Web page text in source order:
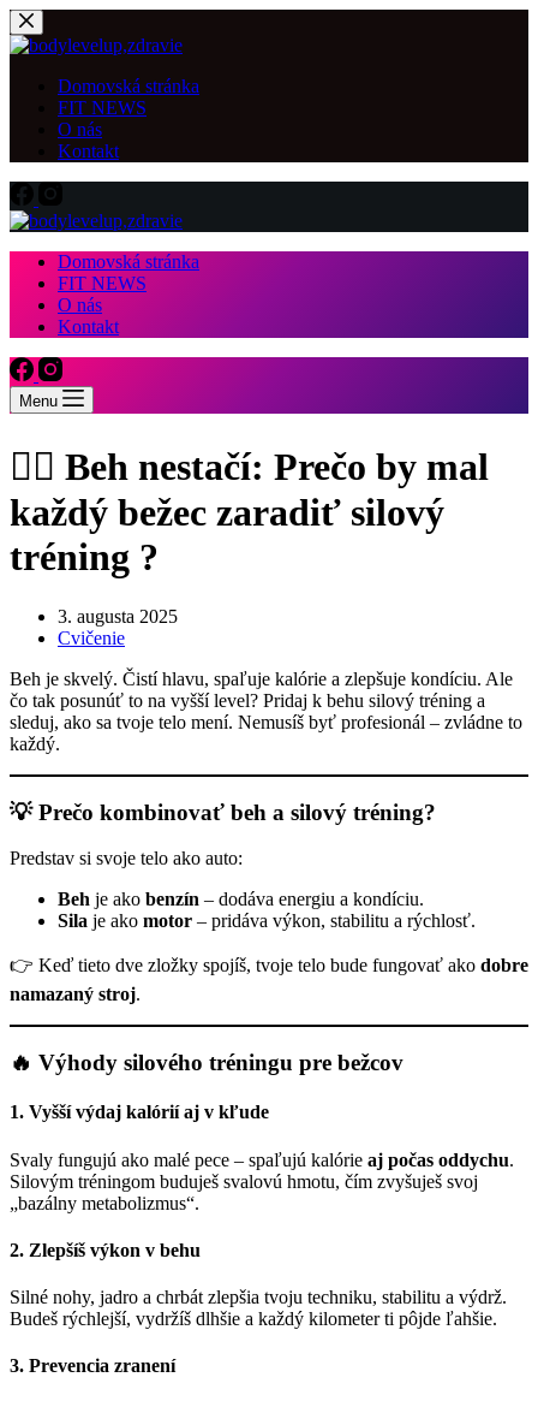
Skip
to
content
Domovská stránka
FIT NEWS
O nás
Kontakt
Domovská stránka
FIT NEWS
O nás
Kontakt
Menu
🏃‍♂️ Beh nestačí: Prečo by mal
každý bežec zaradiť silový
tréning ?
3. augusta 2025
Cvičenie
Beh je skvelý. Čistí hlavu, spaľuje kalórie a zlepšuje kondíciu. Ale
čo tak posunúť to na vyšší level? Pridaj k behu silový tréning a
sleduj, ako sa tvoje telo mení. Nemusíš byť profesionál – zvládne to
každý.
💡 Prečo kombinovať beh a silový tréning?
Predstav si svoje telo ako auto:
Beh je ako benzín – dodáva energiu a kondíciu.
Sila je ako motor – pridáva výkon, stabilitu a rýchlosť.
👉 Keď tieto dve zložky spojíš, tvoje telo bude fungovať ako dobre
namazaný stroj.
🔥 Výhody silového tréningu pre bežcov
1. Vyšší výdaj kalórií aj v kľude
Svaly fungujú ako malé pece – spaľujú kalórie aj počas oddychu.
Silovým tréningom buduješ svalovú hmotu, čím zvyšuješ svoj
„bazálny metabolizmus“.
2. Zlepšíš výkon v behu
Silné nohy, jadro a chrbát zlepšia tvoju techniku, stabilitu a výdrž.
Budeš rýchlejší, vydržíš dlhšie a každý kilometer ti pôjde ľahšie.
3. Prevencia zranení